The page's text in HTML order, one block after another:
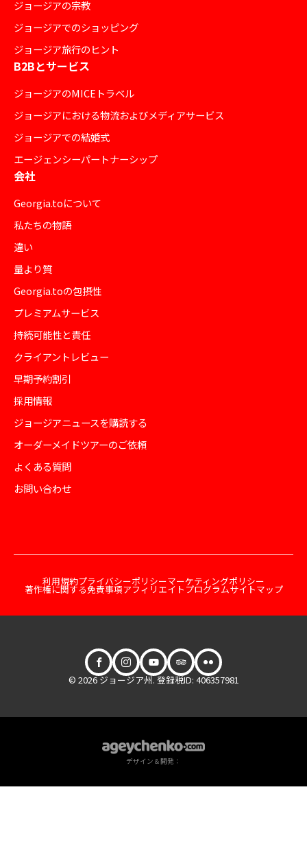
ジョージアの宗教
ジョージアでのショッピング
ジョージア旅行のヒント
B2Bとサービス
ジョージアのMICEトラベル
ジョージアにおける物流およびメディアサービス
ジョージアでの結婚式
エージェンシーパートナーシップ
会社
Georgia.toについて
私たちの物語
違い
量より質
Georgia.toの包摂性
プレミアムサービス
持続可能性と責任
クライアントレビュー
早期予約割引
採用情報
ジョージアニュースを購読する
オーダーメイドツアーのご依頼
よくある質問
お問い合わせ
利用規約プライバシーポリシーマーケティングポリシー
著作権に関する免責事項アフィリエイトプログラムサイトマップ
© 2026 ジョージア州. 登録税ID: 406357981
デザイン＆開発：